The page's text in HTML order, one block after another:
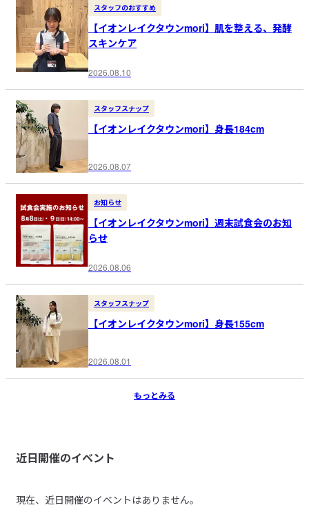
スタッフのおすすめ
【イオンレイクタウンmori】肌を整える、発酵
スキンケア
2026.08.10
スタッフスナップ
【イオンレイクタウンmori】身長184cm
2026.08.07
お知らせ
【イオンレイクタウンmori】週末試食会のお知
らせ
2026.08.06
スタッフスナップ
【イオンレイクタウンmori】身長155cm
2026.08.01
もっとみる
近日開催のイベント
現在、近日開催のイベントはありません。